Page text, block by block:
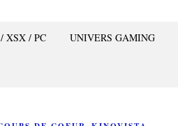
XSX / PC UNIVERS GAMING